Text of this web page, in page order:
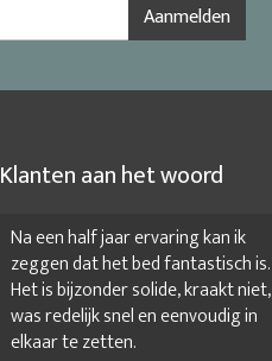
Aanmelden
Klanten aan het woord
Na een half jaar ervaring kan ik
zeggen dat het bed fantastisch is.
Het is bijzonder solide, kraakt niet,
was redelijk snel en eenvoudig in
elkaar te zetten.